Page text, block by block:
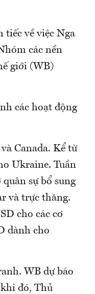
tiếc về việc Nga
các nền
giới (WB)
các hoạt động
Canada. Kể từ
Ukraine. Tuần
sự bổ sung
và trực thăng.
cho các cơ
dành cho
WB dự báo
đó, Thủ